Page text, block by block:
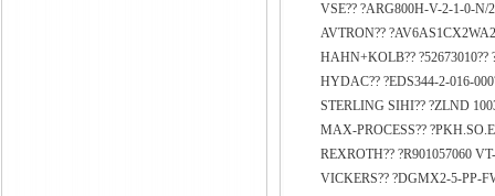
VSE?? ?ARG800H-V-2-1-0-N/
AVTRON??
HAHN+KOLB?? ?52673010??
HYDAC?? ?EDS344-2-016-
STERLING SIHI?? ?ZLND
MAX-PROCESS??
REXROTH?? ?R901057060
VICKERS?? ?DGMX2-5-PP-